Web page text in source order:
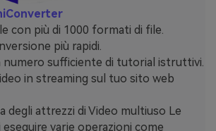
con più di 1000 formati di file.
più rapidi.
numero sufficiente di tutorial istruttivi.
in streaming sul tuo sito web
degli attrezzi di Video multiuso Le
varie operazioni come